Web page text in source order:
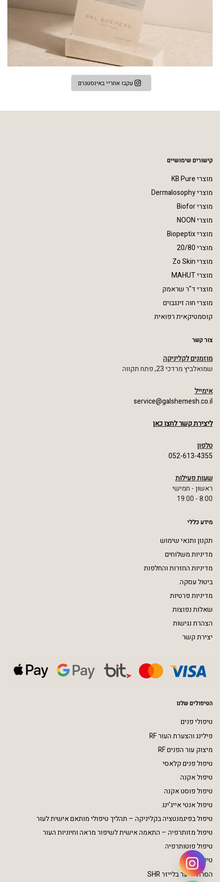
עקבו אחריי באינסטגרם
קישורים שימושיים
מוצרי KB Pure
מוצרי Dermalosophy
מוצרי Biofor
מוצרי NOON
מוצרי Biopeptix
מוצרי 20/80
מוצרי Zo Skin
מוצרי MAHUT
מוצרי ד"ר שראמק
מוצרי חוה זינגבוים
קוסמטיקאית רפואית
צור קשר
מוזמנים לקליניקה
שמואלביץ מרדכי 23, פתח תקווה
אימייל
service@galshemesh.co.il
ליצירת קשר לחצו כאן
טלפון
052-613-4355
שעות פעילות
ראשון - חמישי
8:00 - 19:00
מידע כללי
תקנון ותנאי שימוש
מדיניות משלוחים
מדיניות החזרות והחלפות
ביטול עסקה
מדיניות פרטיות
שאלות נפוצות
הצהרת נגישות
יצירת קשר
הטיפולים שלנו
טיפולי פנים
פילינג והצערת העור RF
מיצוק עור הפנים RF
טיפול פנים קלאסי
טיפול אקנה
טיפול פוסט אקנה
טיפול אנטי אייג’ינג
טיפול בפיגמנטציה בקליניקה – תהליך טיפולי מותאם אישית לעור
טיפול מזותרפיה – התאמה אישית לשיפור מראה וחיוניות העור
טיפול פוטותרפיה
טיפולי גוף
הסרת שיער בלייזר SHR